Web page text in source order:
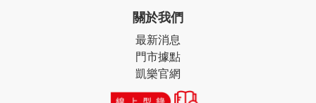
關於我們
最新消息
門市據點
凱樂官網